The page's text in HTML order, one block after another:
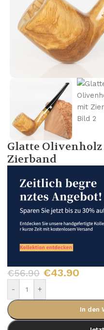
Glatte
Zierband
€56.90 €43.90
- +
In den